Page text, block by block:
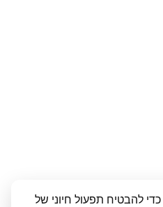
כדי להבטיח תפעול חיוני של